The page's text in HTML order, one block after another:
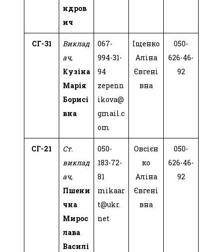
ндров
ич
СГ-31
Виклад
ач,
Кузіна
Марія
Борисі
вна
067-
994-31-
94
zepenn
ikova@
gmail.c
om
Іщенко
Аліна
Євгені
вна
050-
626-46-
92
СГ-21
Ст.
виклад
ач,
Пшени
чна
Мирос
лава
Василі
050-
183-72-
81
mikaar
t@ukr.
net
Овсієн
ко
Аліна
Євгені
вна
050-
626-46-
92